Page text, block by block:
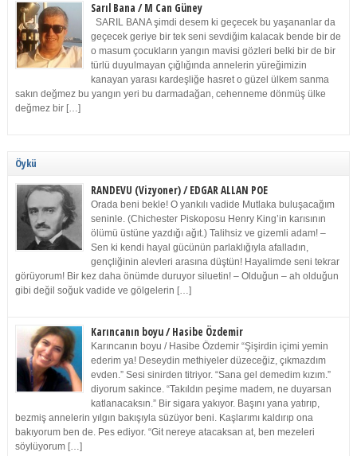
Sarıl Bana / M Can Güney
SARIL BANA şimdi desem ki geçecek bu yaşananlar da
geçecek geriye bir tek seni sevdiğim kalacak bende bir de
o masum çocukların yangın mavisi gözleri belki bir de bir
türlü duyulmayan çığlığında annelerin yüreğimizin
kanayan yarası kardeşliğe hasret o güzel ülkem sanma
sakın değmez bu yangın yeri bu darmadağan, cehenneme dönmüş ülke
değmez bir […]
Öykü
RANDEVU (Vizyoner) / EDGAR ALLAN POE
Orada beni bekle! O yankılı vadide Mutlaka buluşacağım
seninle. (Chichester Piskoposu Henry King’in karısının
ölümü üstüne yazdığı ağıt.) Talihsiz ve gizemli adam! –
Sen ki kendi hayal gücünün parlaklığıyla afalladın,
gençliğinin alevleri arasına düştün! Hayalimde seni tekrar
görüyorum! Bir kez daha önümde duruyor siluetin! – Olduğun – ah olduğun
gibi değil soğuk vadide ve gölgelerin […]
Karıncanın boyu / Hasibe Özdemir
Karıncanın boyu / Hasibe Özdemir “Şişirdin içimi yemin
ederim ya! Deseydin methiyeler düzeceğiz, çıkmazdım
evden.” Sesi sinirden titriyor. “Sana gel demedim kızım.”
diyorum sakince. “Takıldın peşime madem, ne duyarsan
katlanacaksın.” Bir sigara yakıyor. Başını yana yatırıp,
bezmiş annelerin yılgın bakışıyla süzüyor beni. Kaşlarımı kaldırıp ona
bakıyorum ben de. Pes ediyor. “Git nereye atacaksan at, ben mezeleri
söylüyorum […]